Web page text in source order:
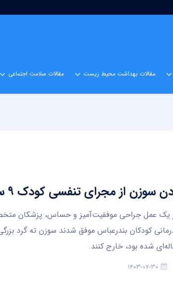
مقالات بهداشت محیط زیست مقالات سلامت اجتماعی
از مجرای تنفسی کودک ۹ ساله در بندرعباس
یک عمل جراحی موفقیت‌آمیز و حساس، پزشکان
کودکان بندرعباس موفق شدند سوزن ته گرد
۱۴۰۳-۰۷-۳۰